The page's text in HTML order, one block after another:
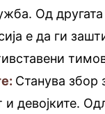
Од
е да ги
Станува збор
и девојките.